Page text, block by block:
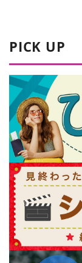
PICK UP